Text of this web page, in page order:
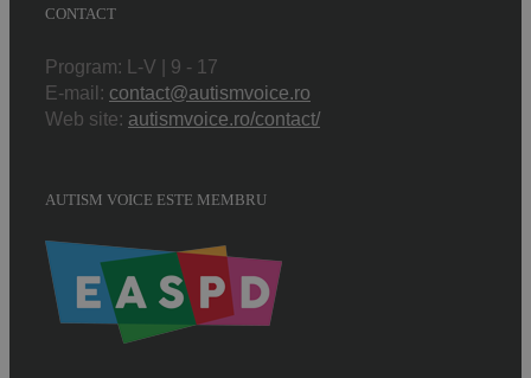
CONTACT
Program: L-V | 9 - 17
E-mail: contact@autismvoice.ro
Web site: autismvoice.ro/contact/
AUTISM VOICE ESTE MEMBRU